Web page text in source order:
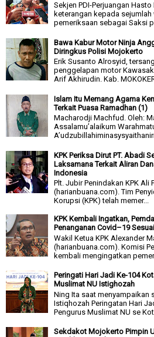
Sekjen PDI-Perjuangan
keterangan kepada
pemeriksaan sebagai Saksi
Bawa Kabur Motor Ninja
Diringkus Polisi Mojokerto
Erik Susanto Alrosyid,
penggelapan motor
Arif Akhirudin. Kab.
Islam Itu Memang Agama
Terkait Puasa Ramadhan (1)
Macharodji Machfud. Oleh:
Assalamu’alaikum
KPK Periksa Dirut PT. Abadi
Laksamana Terkait Aliran
Indonesia
Plt. Jubir Penindakan KPK Ali
(harianbuana.com). Tim
Korupsi (KPK) telah memer...
KPK Kembali Ingatkan,
Penanganan Covid–19
Wakil Ketua KPK Alexander
(harianbuana.com). Komisi
kembali mengingatkan
Peringati Hari Jadi Ke-104
Muslimat NU Istighozah
Ning Ita saat menyampaikan
Istiqhozah Peringatan Hari
Pengurus Muslimat NU se
Sekdakot Mojokerto Pimpin